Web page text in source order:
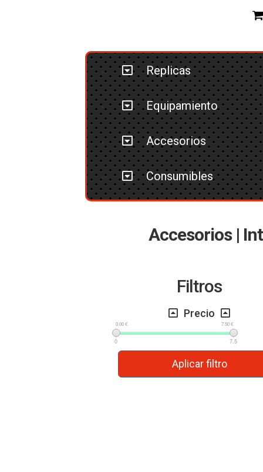
Replicas
Equipamiento
Accesorios
Consumibles
Accesorios |
Filtros
Precio
0.00 € 7.50 €
0 7.5